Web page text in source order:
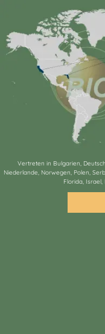
Vertreten in Bulgarien,
Niederlande, Norwegen, Polen,
Florida,